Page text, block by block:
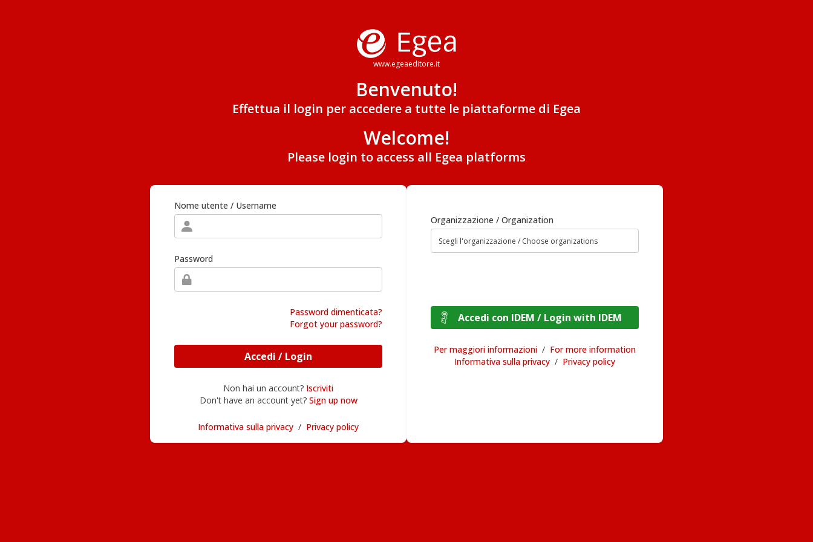
www.egeaeditore.it
Benvenuto!
Effettua il login per accedere a tutte le piattaforme di Egea
Welcome!
Please login to access all Egea platforms
Nome utente / Username
Password
Password dimenticata?
Forgot your password?
Accedi / Login
Non hai un account? Iscriviti
Don't have an account yet? Sign up now
Informativa sulla privacy / Privacy policy
Organizzazione / Organization
Accedi con IDEM / Login with IDEM
Per maggiori informazioni / For more information
Informativa sulla privacy / Privacy policy